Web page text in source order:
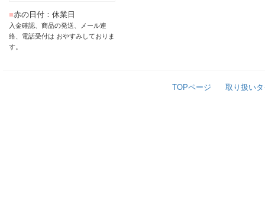
■赤の日付：休業日
入金確認、商品の発送、メール連
絡、電話受付は おやすみしておりま
す。
TOPページ 取り扱い